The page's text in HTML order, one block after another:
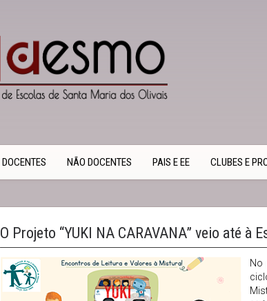
DOCENTES NÃO DOCENTES PAIS E EE CLUBES E
O Projeto “YUKI NA CARAVANA” veio até à
No